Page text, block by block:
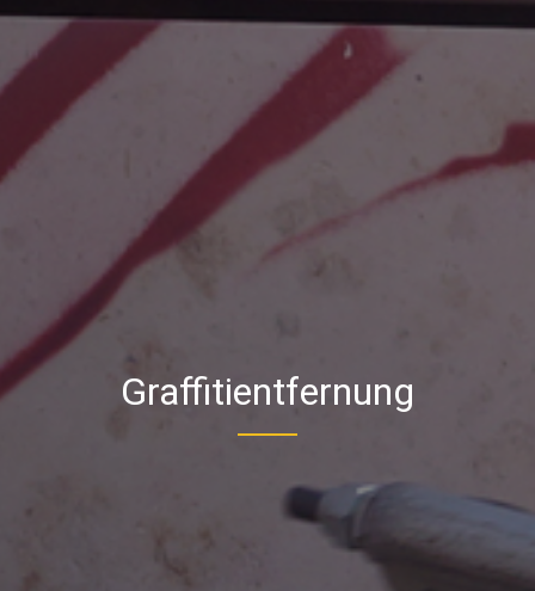
Graffitientfernung